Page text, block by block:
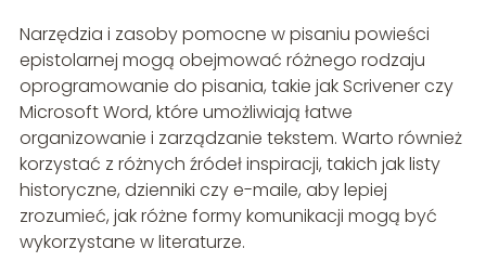
Narzędzia i zasoby pomocne w pisaniu powieści
epistolarnej mogą obejmować różnego rodzaju
oprogramowanie do pisania, takie jak Scrivener czy
Microsoft Word, które umożliwiają łatwe
organizowanie i zarządzanie tekstem. Warto również
korzystać z różnych źródeł inspiracji, takich jak listy
historyczne, dzienniki czy e-maile, aby lepiej
zrozumieć, jak różne formy komunikacji mogą być
wykorzystane w literaturze.